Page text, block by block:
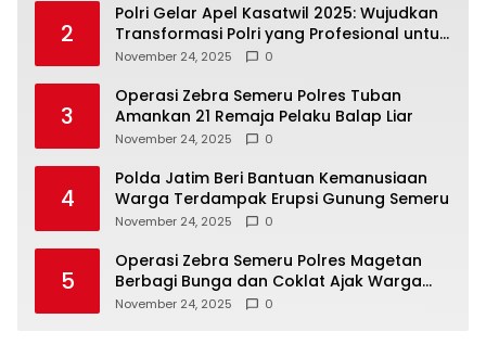
2
Polri Gelar Apel Kasatwil 2025: Wujudkan
Transformasi Polri yang Profesional untuk
Masyarakat
November 24, 2025 0
3
Operasi Zebra Semeru Polres Tuban
Amankan 21 Remaja Pelaku Balap Liar
November 24, 2025 0
4
Polda Jatim Beri Bantuan Kemanusiaan
Warga Terdampak Erupsi Gunung Semeru
November 24, 2025 0
5
Operasi Zebra Semeru Polres Magetan
Berbagi Bunga dan Coklat Ajak Warga
Tertib Lalin
November 24, 2025 0